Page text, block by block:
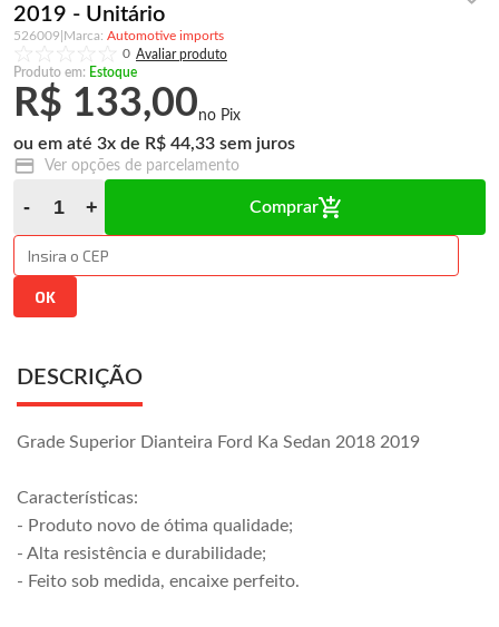
2019 - Unitário
526009
Automotive imports
0
Produto em: Estoque
R$ 133,00
3x R$ 44,33
Ver opções de parcelamento
Comprar
DESCRIÇÃO
Grade Superior Dianteira Ford Ka Sedan 2018 2019
Características:
- Produto novo de ótima qualidade;
- Alta resistência e durabilidade;
- Feito sob medida, encaixe perfeito.